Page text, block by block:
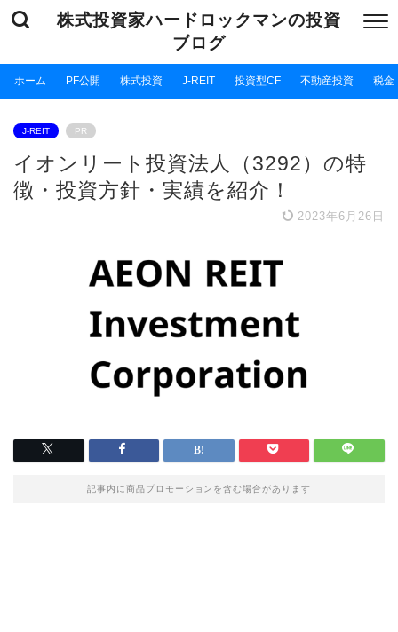
株式投資家ハードロックマンの投資
ブログ
ホーム PF公開 株式投資 J-REIT 投資型CF 不動産投資 税金
J-REIT PR
イオンリート投資法人（3292）の特
徴・投資方針・実績を紹介！
2023年6月26日
記事内に商品プロモーションを含む場合があります